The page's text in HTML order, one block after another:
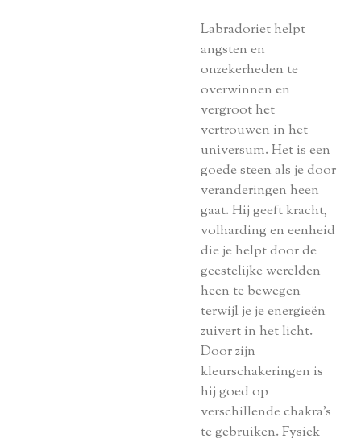
Labradoriet helpt
angsten en
onzekerheden te
overwinnen en
vergroot het
vertrouwen in het
universum. Het is een
goede steen als je door
veranderingen heen
gaat. Hij geeft kracht,
volharding en eenheid
die je helpt door de
geestelijke werelden
heen te bewegen
terwijl je je energieën
zuivert in het licht.
Door zijn
kleurschakeringen is
hij goed op
verschillende chakra’s
te gebruiken. Fysiek